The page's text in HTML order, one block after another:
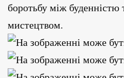
боротьбу між буденністю
мистецтвом.